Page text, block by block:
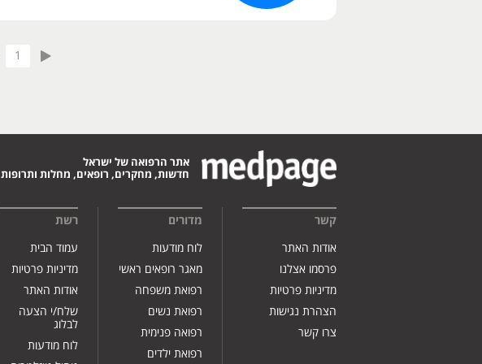
1
אתר הרפואה של ישראל
חדשות, מחקרים, רופאים, מחלות ותרופות
קשר
אודות האתר
פרסמו אצלנו
מדיניות פרטיות
הצהרת נגישות
צרו קשר
מדורים
לוח מודעות
מאגר רופאים ראשי
רפואת משפחה
רפואת נשים
רפואה פנימית
רפואת ילדים
רשת
עמוד הבית
מדיניות פרטיות
אודות האתר
שלח/י הצעה
לבלוג
לוח מודעות